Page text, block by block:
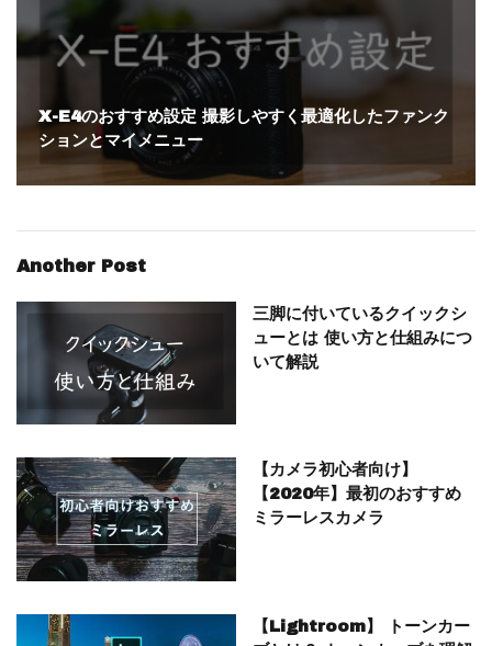
X-E4のおすすめ設定 撮影しやすく最適化したファンク
ションとマイメニュー
Another Post
三脚に付いているクイックシ
ューとは 使い方と仕組みにつ
いて解説
【カメラ初心者向け】
【2020年】最初のおすすめ
ミラーレスカメラ
【Lightroom】 トーンカー